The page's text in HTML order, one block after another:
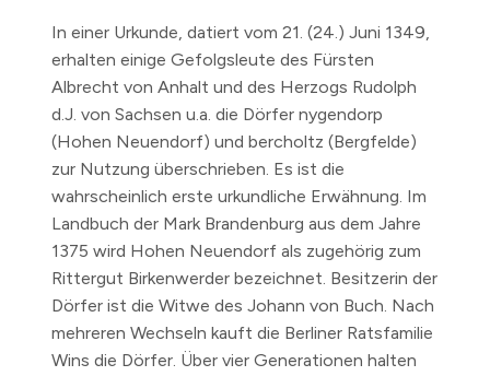
BAUEN & WIRTSCHAFT
In einer Urkunde, datiert vom 21. (24.) Juni 1349,
erhalten einige Gefolgsleute des Fürsten
Albrecht von Anhalt und des Herzogs Rudolph
d.J. von Sachsen u.a. die Dörfer nygendorp
(Hohen Neuendorf) und bercholtz (Bergfelde)
zur Nutzung überschrieben. Es ist die
wahrscheinlich erste urkundliche Erwähnung. Im
Landbuch der Mark Brandenburg aus dem Jahre
1375 wird Hohen Neuendorf als zugehörig zum
Rittergut Birkenwerder bezeichnet. Besitzerin der
Dörfer ist die Witwe des Johann von Buch. Nach
mehreren Wechseln kauft die Berliner Ratsfamilie
Wins die Dörfer. Über vier Generationen halten